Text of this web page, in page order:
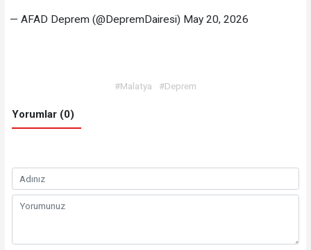
— AFAD Deprem (@DepremDairesi) May 20, 2026
#Malatya #Deprem
Yorumlar (0)